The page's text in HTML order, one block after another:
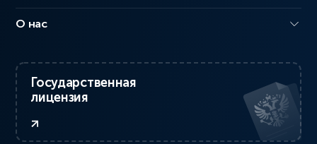
О нас
Государственная
лицензия